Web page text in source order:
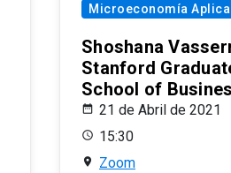
Microeconomía
Shoshana
Stanford
School of
21 de Abril de 2021
15:30
Zoom